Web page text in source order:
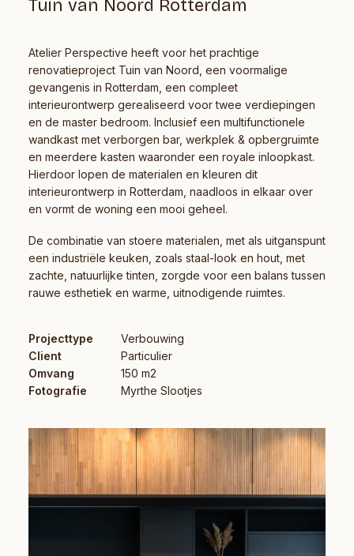
Tuin van Noord Rotterdam
Atelier Perspective heeft voor het prachtige
renovatieproject Tuin van Noord, een voormalige
gevangenis in Rotterdam, een compleet
interieurontwerp gerealiseerd voor twee verdiepingen
en de master bedroom. Inclusief een multifunctionele
wandkast met verborgen bar, werkplek & opbergruimte
en meerdere kasten waaronder een royale inloopkast.
Hierdoor lopen de materialen en kleuren dit
interieurontwerp in Rotterdam, naadloos in elkaar over
en vormt de woning een mooi geheel.
De combinatie van stoere materialen, met als uitganspunt
een industriële keuken, zoals staal-look en hout, met
zachte, natuurlijke tinten, zorgde voor een balans tussen
rauwe esthetiek en warme, uitnodigende ruimtes.
Projecttype
Verbouwing
Client
Particulier
Omvang
150 m2
Fotografie
Myrthe Slootjes